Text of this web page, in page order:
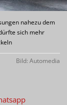
nahezu dem
sich mehr
Bild: Automedia